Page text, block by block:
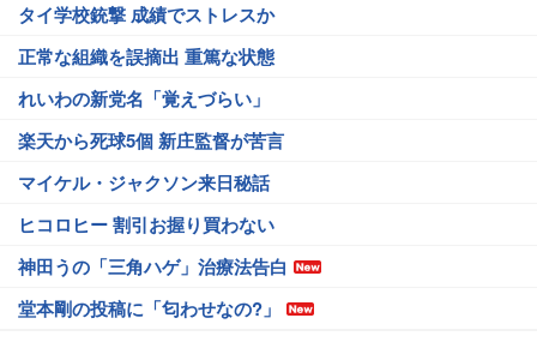
タイ学校銃撃 成績でストレスか
正常な組織を誤摘出 重篤な状態
れいわの新党名「覚えづらい」
楽天から死球5個 新庄監督が苦言
マイケル・ジャクソン来日秘話
ヒコロヒー 割引お握り買わない
神田うの「三角ハゲ」治療法告白
堂本剛の投稿に「匂わせなの?」